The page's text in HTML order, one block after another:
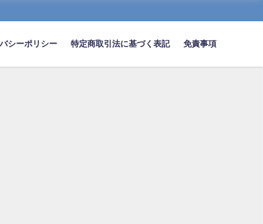
シーポリシー 特定商取引法に基づく表記 免責事項